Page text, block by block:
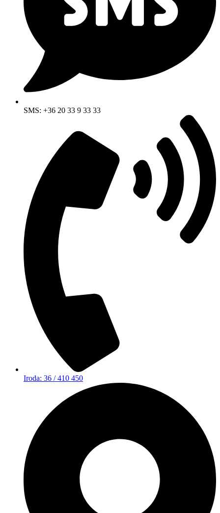
SMS: +36 20 33 9 33 33
Iroda: 36 / 410 450